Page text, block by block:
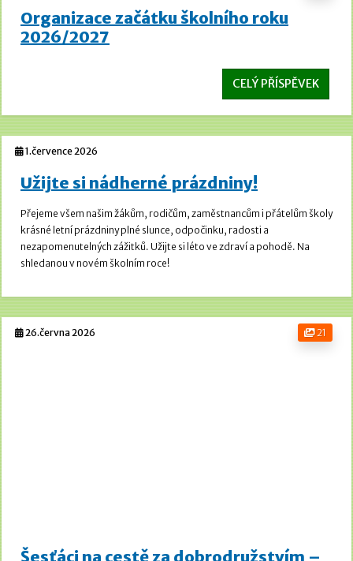
Organizace začátku školního roku
2026/2027
CELÝ PŘÍSPĚVEK
1.července 2026
Užijte si nádherné prázdniny!
Přejeme všem našim žákům, rodičům, zaměstnancům i přátelům školy
krásné letní prázdniny plné slunce, odpočinku, radosti a
nezapomenutelných zážitků. Užijte si léto ve zdraví a pohodě. Na
shledanou v novém školním roce!
21
26.června 2026
Šesťáci na cestě za dobrodružstvím –